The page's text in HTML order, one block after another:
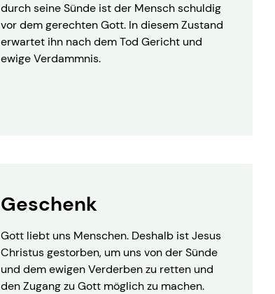
durch seine Sünde ist der Mensch schuldig
vor dem gerechten Gott. In diesem Zustand
erwartet ihn nach dem Tod Gericht und
ewige Verdammnis.
Geschenk
Gott liebt uns Menschen. Deshalb ist Jesus
Christus gestorben, um uns von der Sünde
und dem ewigen Verderben zu retten und
den Zugang zu Gott möglich zu machen.